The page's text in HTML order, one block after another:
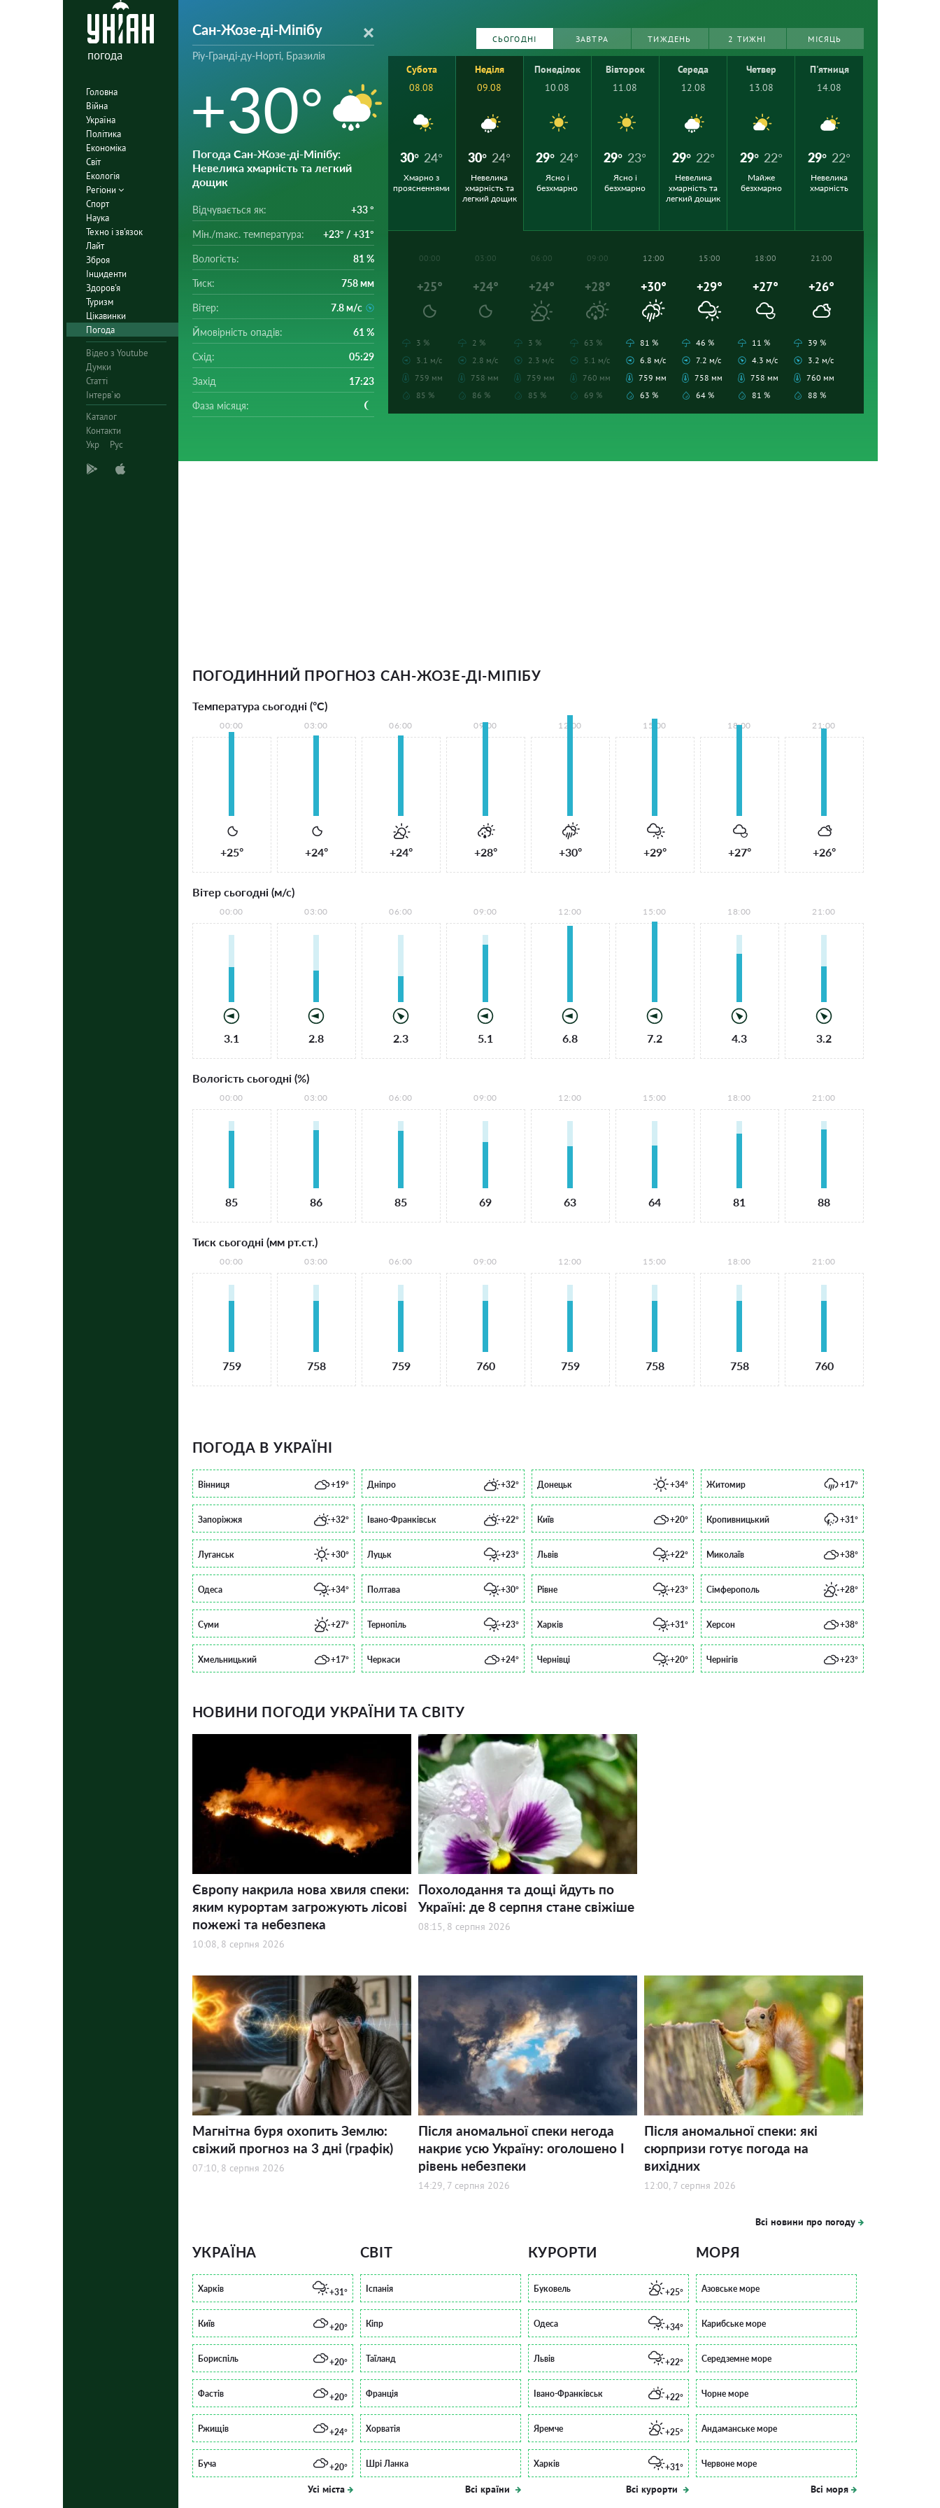
погода
Головна
Війна
Україна
Політика
Економіка
Світ
Екологія
Регіони
Спорт
Наука
Техно і зв'язок
Лайт
Зброя
Інциденти
Здоров'я
Туризм
Цікавинки
Погода
Відео з Youtube
Думки
Статті
Інтерв`ю
Каталог
Контакти
Укр
Рус
Сан-Жозе-ді-Міпібу
Ріу-Гранді-ду-Норті, Бразилія
+30°
Погода Сан-Жозе-ді-Міпібу:
Невелика хмарність та легкий
дощик
Відчувається як: +33 °
Мін./mакс. температура: +23° / +31°
Вологість: 81 %
Тиск: 758 мм
Вітер: 7.8 м/с
Ймовірність опадів: 61 %
Схід: 05:29
Захід 17:23
Фаза місяця:
СЬОГОДНІ ЗАВТРА ТИЖДЕНЬ 2 ТИЖНІ МІСЯЦЬ
Субота
08.08
30° 24°
Хмарно з
проясненнями
Неділя
09.08
30° 24°
Невелика
хмарність та
легкий дощик
Понеділок
10.08
29° 24°
Ясно і
безхмарно
Вівторок
11.08
29° 23°
Ясно і
безхмарно
Середа
12.08
29° 22°
Невелика
хмарність та
легкий дощик
Четвер
13.08
29° 22°
Майже
безхмарно
П'ятниця
14.08
29° 22°
Невелика
хмарність
00:00
+25°
3 %
3.1 м/с
759 мм
85 %
03:00
+24°
2 %
2.8 м/с
758 мм
86 %
06:00
+24°
3 %
2.3 м/с
759 мм
85 %
09:00
+28°
63 %
5.1 м/с
760 мм
69 %
12:00
+30°
81 %
6.8 м/с
759 мм
63 %
15:00
+29°
46 %
7.2 м/с
758 мм
64 %
18:00
+27°
11 %
4.3 м/с
758 мм
81 %
21:00
+26°
39 %
3.2 м/с
760 мм
88 %
ПОГОДИННИЙ ПРОГНОЗ САН-ЖОЗЕ-ДІ-МІПІБУ
Температура сьогодні (°С)
00:00
+25°
03:00
+24°
06:00
+24°
09:00
+28°
12:00
+30°
15:00
+29°
18:00
+27°
21:00
+26°
Вітер сьогодні (м/с)
00:00
3.1
03:00
2.8
06:00
2.3
09:00
5.1
12:00
6.8
15:00
7.2
18:00
4.3
21:00
3.2
Вологість сьогодні (%)
00:00
85
03:00
86
06:00
85
09:00
69
12:00
63
15:00
64
18:00
81
21:00
88
Тиск сьогодні (мм рт.ст.)
00:00
759
03:00
758
06:00
759
09:00
760
12:00
759
15:00
758
18:00
758
21:00
760
ПОГОДА В УКРАЇНІ
Вінниця +19° Дніпро +32° Донецьк +34° Житомир +17°
Запоріжжя +32° Івано-Франківськ +22° Київ +20° Кропивницький +31°
Луганськ +30° Луцьк +23° Львів +22° Миколаїв +38°
Одеса +34° Полтава +30° Рівне +23° Сімферополь +28°
Суми +27° Тернопіль +23° Харків +31° Херсон +38°
Хмельницький +17° Черкаси +24° Чернівці +20° Чернігів +23°
НОВИНИ ПОГОДИ УКРАЇНИ ТА СВІТУ
Європу накрила нова хвиля спеки:
яким курортам загрожують лісові
пожежі та небезпека
10:08, 8 серпня 2026
Похолодання та дощі йдуть по
Україні: де 8 серпня стане свіжіше
08:15, 8 серпня 2026
Магнітна буря охопить Землю:
свіжий прогноз на 3 дні (графік)
07:10, 8 серпня 2026
Після аномальної спеки негода
накриє усю Україну: оголошено І
рівень небезпеки
14:29, 7 серпня 2026
Після аномальної спеки: які
сюрпризи готує погода на
вихідних
12:00, 7 серпня 2026
Всі новини про погоду
УКРАЇНА
Харків +31°
Київ +20°
Бориспіль +20°
Фастів +20°
Ржищів +24°
Буча +20°
Усі міста
СВІТ
Іспанія
Кіпр
Таїланд
Франція
Хорватія
Шрі Ланка
Всі країни
КУРОРТИ
Буковель +25°
Одеса +34°
Львів +22°
Івано-Франківськ +22°
Яремче +25°
Харків +31°
Всі курорти
МОРЯ
Азовське море
Карибське море
Середземне море
Чорне море
Андаманське море
Червоне море
Всі моря